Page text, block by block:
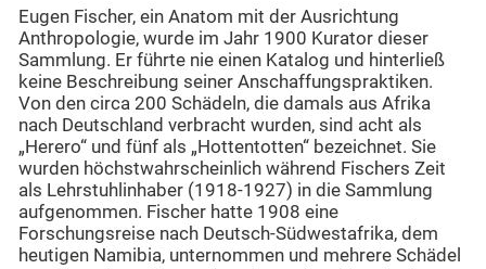
Eugen Fischer, ein Anatom mit der Ausrichtung
Anthropologie, wurde im Jahr 1900 Kurator dieser
Sammlung. Er führte nie einen Katalog und hinterließ
keine Beschreibung seiner Anschaffungspraktiken.
Von den circa 200 Schädeln, die damals aus Afrika
nach Deutschland verbracht wurden, sind acht als
„Herero“ und fünf als „Hottentotten“ bezeichnet. Sie
wurden höchstwahrscheinlich während Fischers Zeit
als Lehrstuhlinhaber (1918-1927) in die Sammlung
aufgenommen. Fischer hatte 1908 eine
Forschungsreise nach Deutsch-Südwestafrika, dem
heutigen Namibia, unternommen und mehrere Schädel